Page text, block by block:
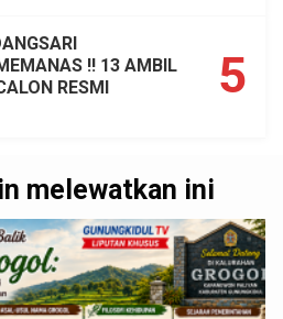
5
!! 13 AMBIL
RESMI
melewatkan ini